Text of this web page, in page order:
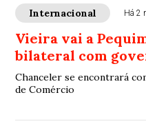
Internacional Há 2
Vieira vai a
bilateral com
Chanceler se encontrará
de Comércio